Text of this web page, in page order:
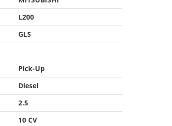
L200
GLS
Pick-Up
Diesel
2.5
10 CV